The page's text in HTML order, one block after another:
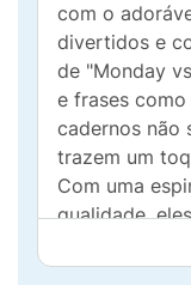
com o
divertidos e
de "Monday
e frases como
cadernos não
trazem um
Com uma
qualidade,
profissionais
buscam estilo